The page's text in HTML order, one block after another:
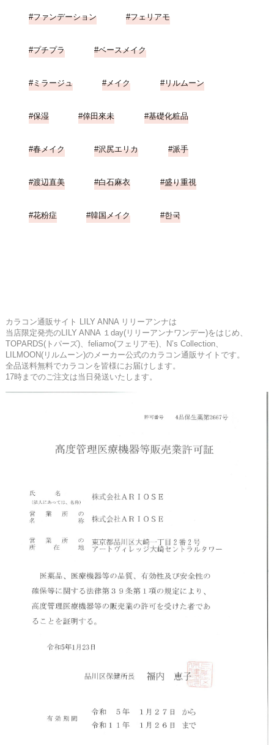
ファンデーション フェリアモ
プチプラ ベースメイク
ミラージュ メイク リルムーン
保湿 倖田來未 基礎化粧品
春メイク 沢尻エリカ 派手
渡辺直美 白石麻衣 盛り重視
花粉症 韓国メイク 한국
カラコン通販サイト LILY ANNA リリーアンナは
当店限定発売のLILY ANNA １day(リリーアンナワンデー)をはじめ、
TOPARDS(トパーズ)、feliamo(フェリアモ)、N’s Collection、
LILMOON(リルムーン)のメーカー公式のカラコン通販サイトです。
全品送料無料でカラコンを皆様にお届けします。
17時までのご注文は当日発送いたします。